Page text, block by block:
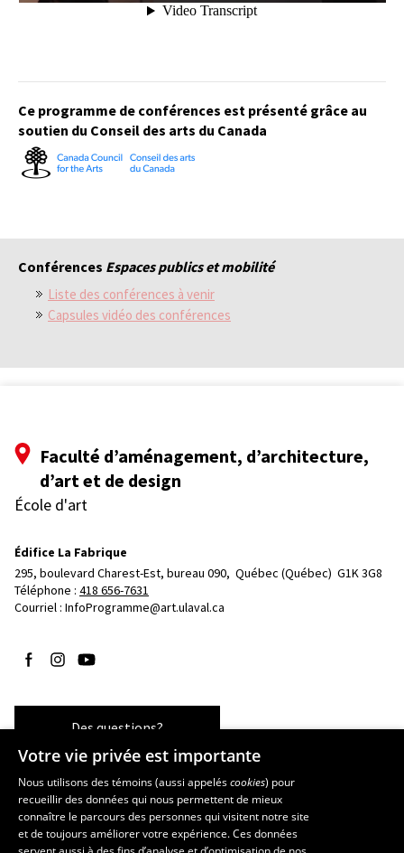
Ce programme de conférences est présenté grâce au
soutien du Conseil des arts du Canada
Conférences Espaces publics et mobilité
Liste des conférences à venir
Capsules vidéo des conférences
Faculté d’aménagement, d’architecture,
d’art et de design
École d'art
Édifice La Fabrique
295, boulevard Charest-Est, bureau 090, Québec (Québec)  G1K 3G8
Téléphone : 418 656-7631
Courriel : InfoProgramme@art.ulaval.ca
Suivez-nous sur Facebook
Suivez-nous sur Instagram
Suivez-nous sur YouTube
Des questions?
Les écoles et la recherche
École supérieure d’aménagement du territoire et de développement
Votre vie privée est importante
Nous utilisons des témoins (aussi appeléscookies) pour
recueillir des données qui nous permettent de mieux
connaître le parcours des personnes qui visitent notre site
et de toujours améliorer votre expérience. Ces données